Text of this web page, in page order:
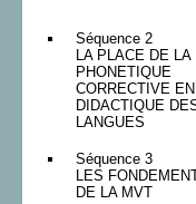
Séquence 2
LA PLACE DE LA
PHONETIQUE
CORRECTIVE EN
DIDACTIQUE
LANGUES
Séquence 3
LES
DE LA MVT